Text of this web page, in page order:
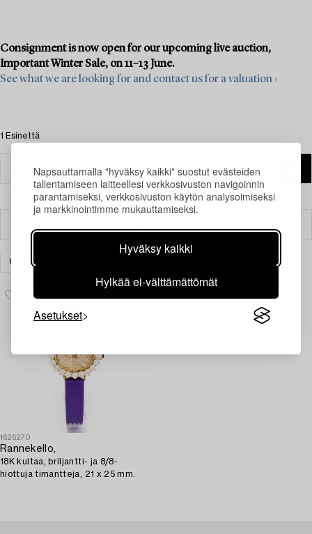
Napsauttamalla "hyväksy kaikki" suostut evästeiden
tallentamiseen laitteellesi verkkosivuston navigoinnin
parantamiseksi, verkkosivuston käytön analysoimiseksi
ja markkinointimme mukauttamiseksi.
Hyväksy kaikki
Hylkää ei-välttämättömät
Asetukset
Consignment is now open for our upcoming live auction,
Important Winter Sale, on 11–13 June.
See what we are looking for and contact us for a valuation ›
1 Esinettä
KELLOT
1626270
Rannekello,
18K kultaa, briljantti- ja 8/8-
hiottuja timantteja, 21 x 25 mm.